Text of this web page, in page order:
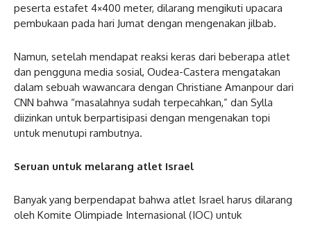
peserta estafet 4×400 meter, dilarang mengikuti upacara
pembukaan pada hari Jumat dengan mengenakan jilbab.
Namun, setelah mendapat reaksi keras dari beberapa atlet
dan pengguna media sosial, Oudea-Castera mengatakan
dalam sebuah wawancara dengan Christiane Amanpour dari
CNN bahwa “masalahnya sudah terpecahkan,” dan Sylla
diizinkan untuk berpartisipasi dengan mengenakan topi
untuk menutupi rambutnya.
Seruan untuk melarang atlet Israel
Banyak yang berpendapat bahwa atlet Israel harus dilarang
oleh Komite Olimpiade Internasional (IOC) untuk